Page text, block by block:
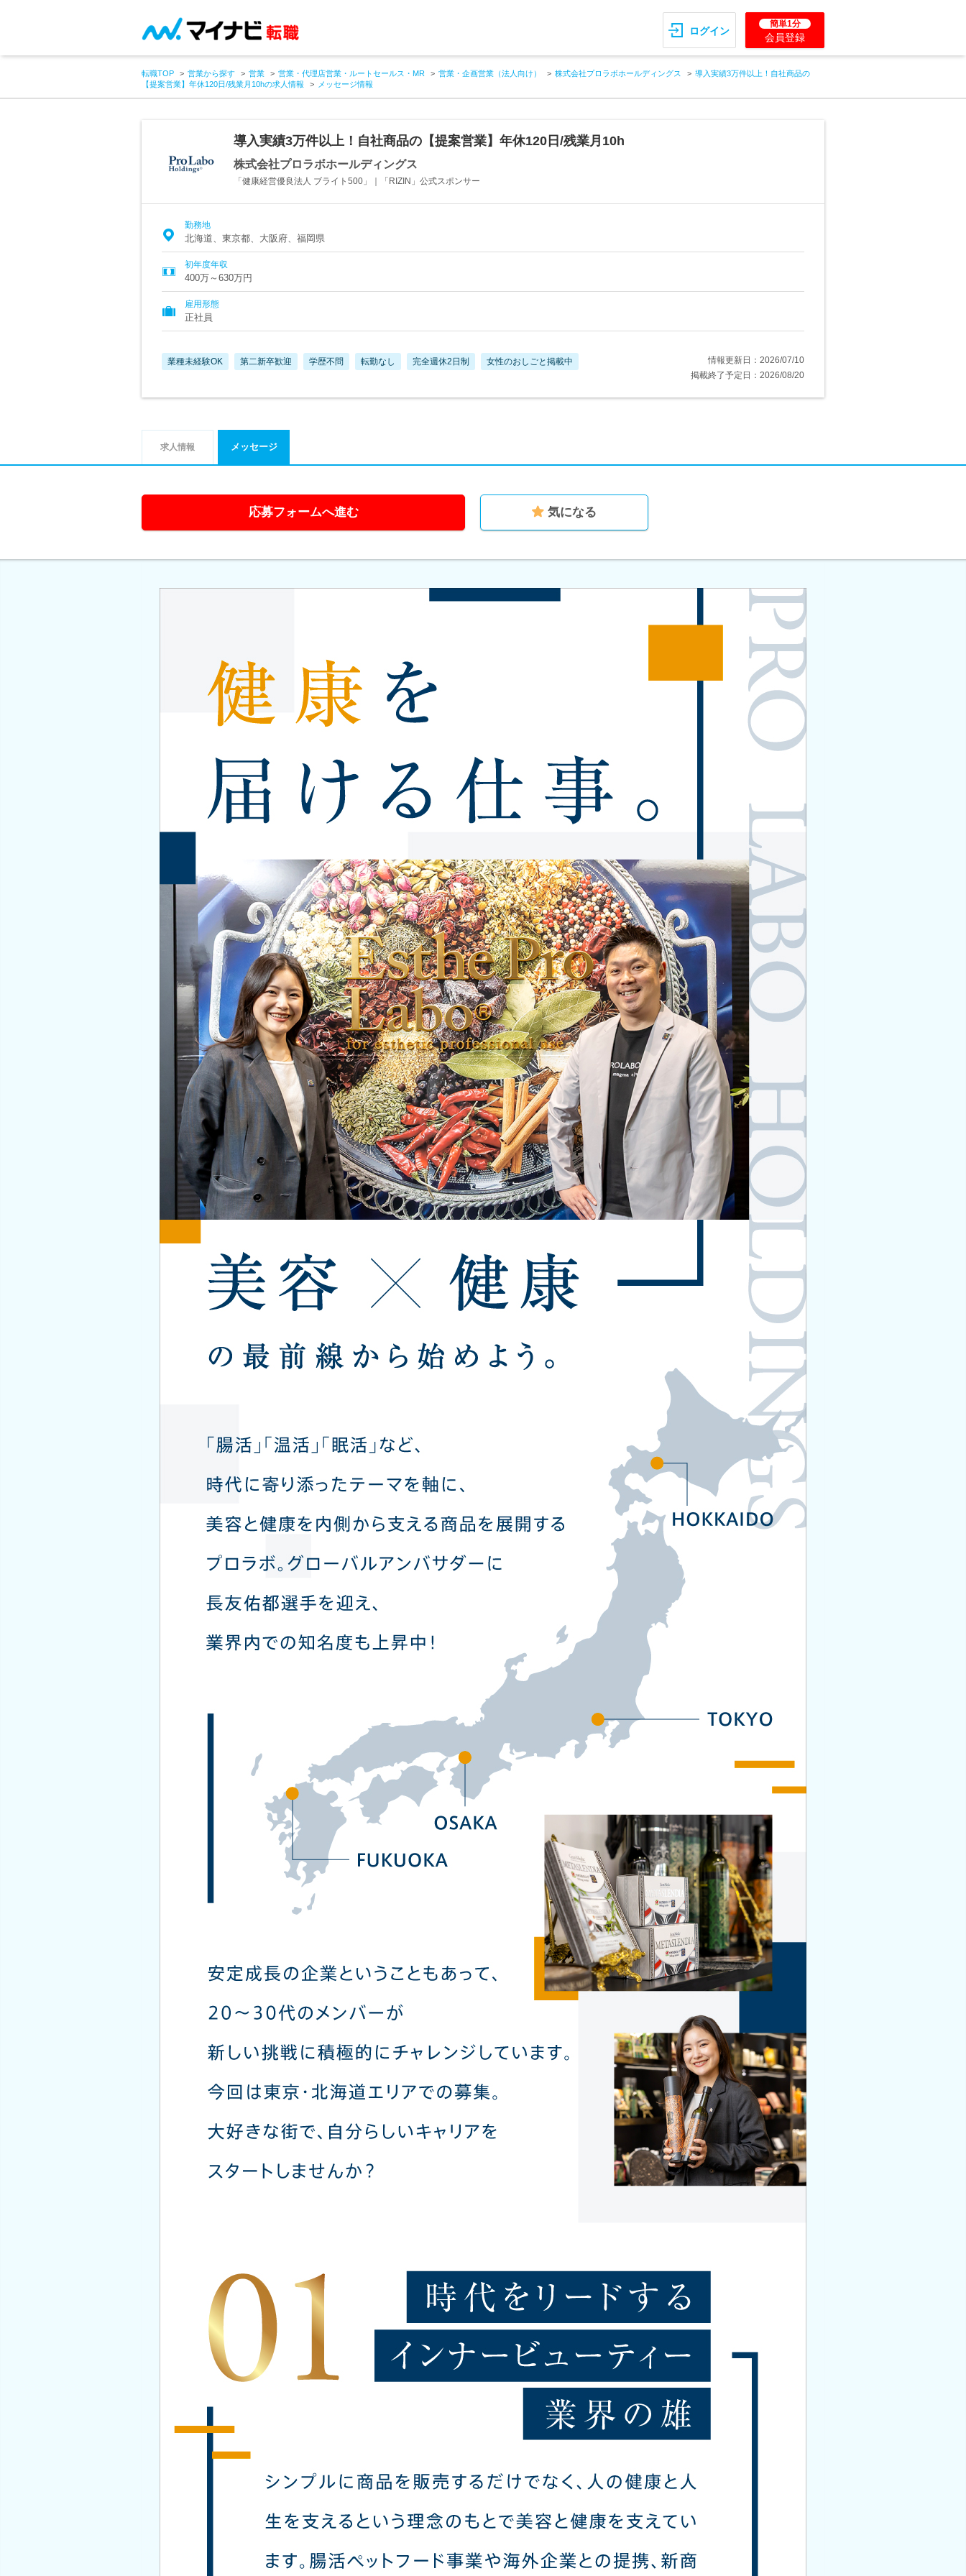
ログイン
簡単1分
会員登録
転職TOP 営業から探す 営業 営業・代理店営業・ルートセールス・MR 営業・企画営業（法人向け） 株式会社プロラボホールディングス
導入実績3万件以上！自社商品の
【提案営業】年休120日/残業月10hの求人情報
メッセージ情報
導入実績3万件以上！自社商品の【提案営業】年休120日/残業月10h
株式会社プロラボホールディングス
「健康経営優良法人 ブライト500」｜「RIZIN」公式スポンサー
勤務地
北海道、東京都、大阪府、福岡県
初年度年収
400万～630万円
雇用形態
正社員
業種未経験OK 第二新卒歓迎 学歴不問 転勤なし 完全週休2日制 女性のおしごと掲載中
情報更新日：2026/07/10
掲載終了予定日：2026/08/20
求人情報 メッセージ
応募フォームへ進む 気になる